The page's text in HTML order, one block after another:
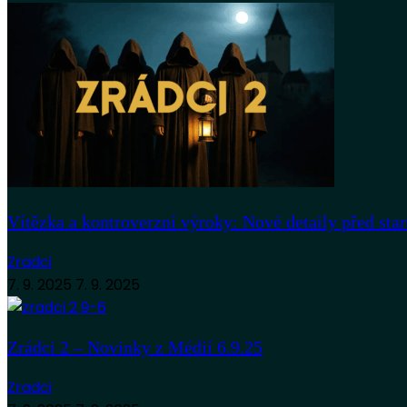
Vítězka a kontroverzní výroky: Nové detaily před
Zradci
7. 9. 2025 7. 9. 2025
Zrádci 2 – Novinky z Médií 6.9.25
Zradci